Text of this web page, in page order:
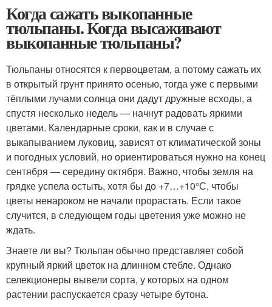
Когда сажать выкопанные
тюльпаны. Когда высаживают
выкопанные тюльпаны?
Тюльпаны относятся к первоцветам, а потому сажать их
в открытый грунт принято осенью, тогда уже с первыми
тёплыми лучами солнца они дадут дружные всходы, а
спустя несколько недель — начнут радовать яркими
цветами. Календарные сроки, как и в случае с
выкапыванием луковиц, зависят от климатической зоны
и погодных условий, но ориентироваться нужно на конец
сентября — середину октября. Важно, чтобы земля на
грядке успела остыть, хотя бы до +7…+10°С, чтобы
цветы ненароком не начали прорастать. Если такое
случится, в следующем годы цветения уже можно не
ждать.
Знаете ли вы? Тюльпан обычно представляет собой
крупный яркий цветок на длинном стебле. Однако
селекционеры вывели сорта, у которых на одном
растении распускается сразу четыре бутона.